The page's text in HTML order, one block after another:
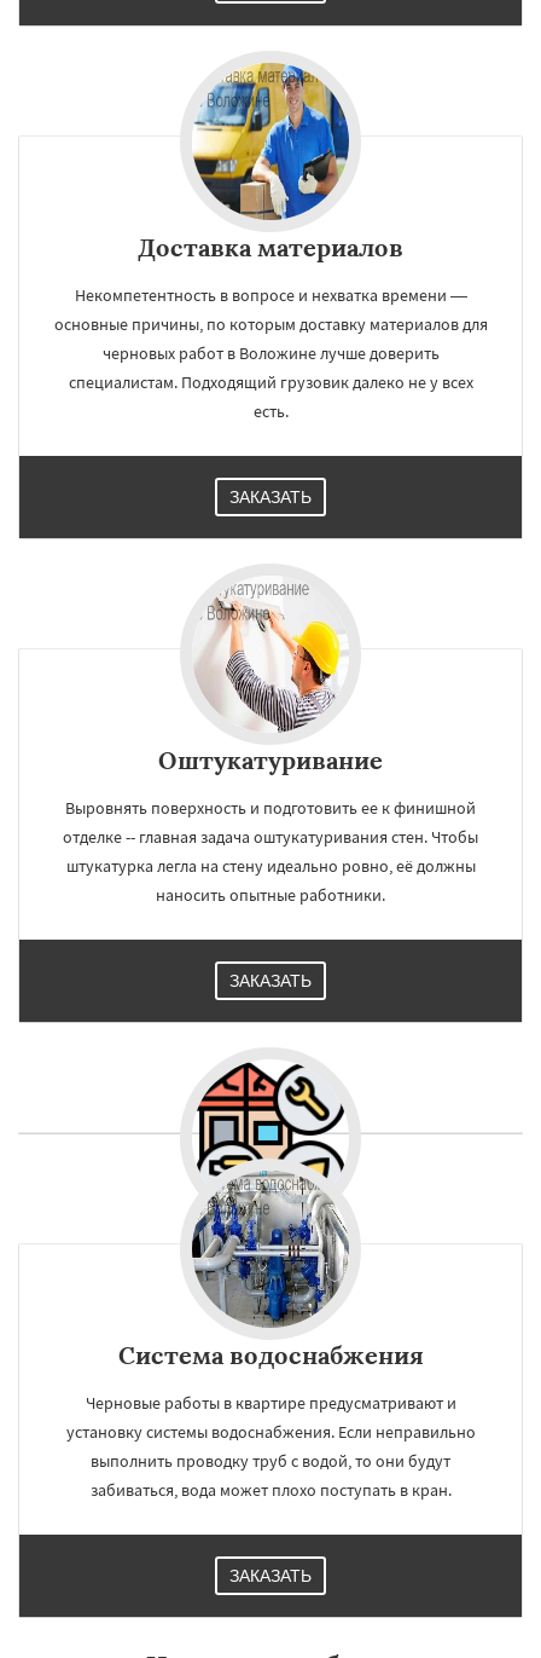
Доставка материалов
Некомпетентность в вопросе и нехватка времени —
основные причины, по которым доставку материалов для
черновых работ в Воложине лучше доверить
специалистам. Подходящий грузовик далеко не у всех
есть.
ЗАКАЗАТЬ
Оштукатуривание
Выровнять поверхность и подготовить ее к финишной
отделке -- главная задача оштукатуривания стен. Чтобы
штукатурка легла на стену идеально ровно, её должны
наносить опытные работники.
ЗАКАЗАТЬ
Система водоснабжения
Черновые работы в квартире предусматривают и
установку системы водоснабжения. Если неправильно
выполнить проводку труб с водой, то они будут
забиваться, вода может плохо поступать в кран.
ЗАКАЗАТЬ